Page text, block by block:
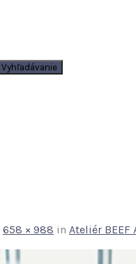
Vyhľadávanie
658 × 988 in Ateliér